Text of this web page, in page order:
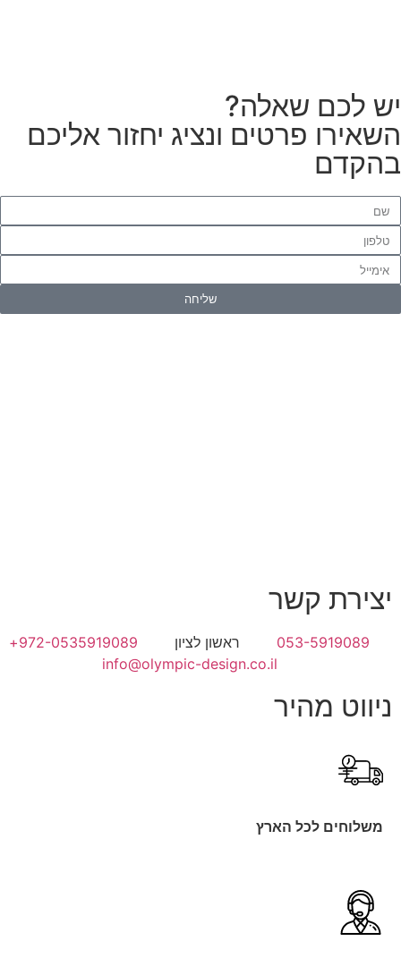
לכם שאלה?
פרטים ונציג יחזור אליכם
שליחה
ניווט מהיר
משלוחים לכל הארץ
יצירת קשר
053-5919089 ראשון לציון
972-0535919089+
info@olympic-design.co.il